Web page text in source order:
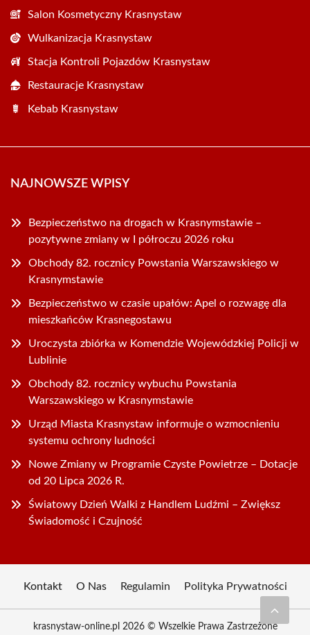
Salon Kosmetyczny Krasnystaw
Wulkanizacja Krasnystaw
Stacja Kontroli Pojazdów Krasnystaw
Restauracje Krasnystaw
Kebab Krasnystaw
NAJNOWSZE WPISY
Bezpieczeństwo na drogach w Krasnymstawie –
pozytywne zmiany w I półroczu 2026 roku
Obchody 82. rocznicy Powstania Warszawskiego w
Krasnymstawie
Bezpieczeństwo w czasie upałów: Apel o rozwagę dla
mieszkańców Krasnegostawu
Uroczysta zbiórka w Komendzie Wojewódzkiej Policji w
Lublinie
Obchody 82. rocznicy wybuchu Powstania
Warszawskiego w Krasnymstawie
Urząd Miasta Krasnystaw informuje o wzmocnieniu
systemu ochrony ludności
Nowe Zmiany w Programie Czyste Powietrze – Dotacje
od 20 Lipca 2026 R.
Światowy Dzień Walki z Handlem Ludźmi – Zwiększ
Świadomość i Czujność
Kontakt O Nas Regulamin Polityka Prywatności
krasnystaw-online.pl 2026 © Wszelkie Prawa Zastrzeżone